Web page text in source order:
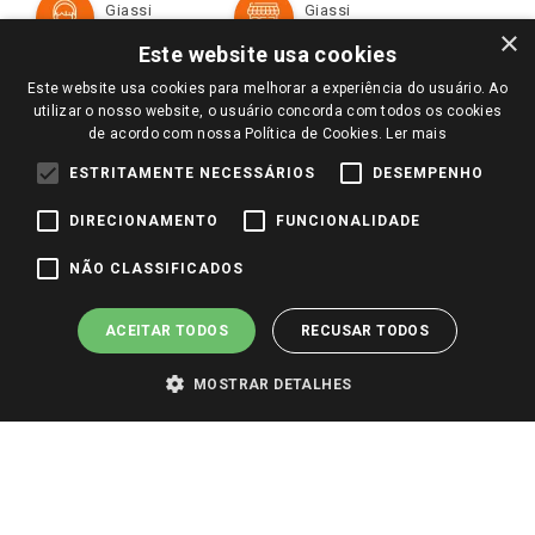
Televendas
Notícias
Perguntas frequentes
Identidade Visual
Trocas e Devoluções
Giassi
Giassi
Redes Sociais
Pagamento e Segurança
×
Este website usa cookies
Este website usa cookies para melhorar a experiência do usuário. Ao
utilizar o nosso website, o usuário concorda com todos os cookies
de acordo com nossa Política de Cookies. Ler mais
ESTRITAMENTE NECESSÁRIOS DESEMPENHO
DIRECIONAMENTO FUNCIONALIDADE
NÃO CLASSIFICADOS
ACEITAR TODOS RECUSAR TODOS
MOSTRAR DETALHES